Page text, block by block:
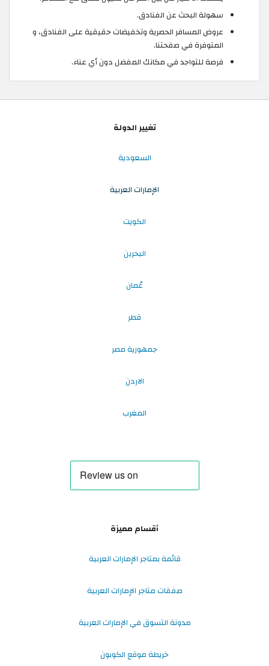
سهولة البحث عن الفنادق.
عروض المسافر الحصرية وتخفيضات حقيقية على الفنادق، و
المتوفرة في صفحتنا.
فرصة للتواجد في مكانك المفضل دون أي عناء.
تغيير الدولة
السعودية
الإمارات العربية
الكويت
البحرين
عُمان
قطر
جمهورية مصر
الاردن
المغرب
أقسام مميزة
قائمة بمتاجر الإمارات العربية
صفقات متاجر الإمارات العربية
مدونة التسوق في الإمارات العربية
خريطة موقع الكوبون